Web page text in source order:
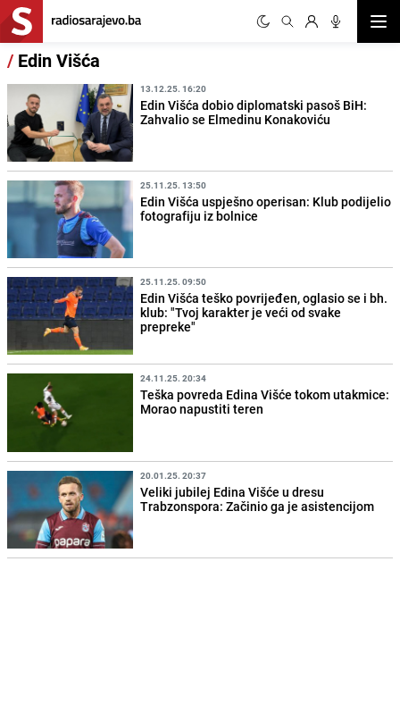
/ Edin Višća
13.12.25. 16:20
Edin Višća dobio diplomatski pasoš BiH:
Zahvalio se Elmedinu Konakoviću
25.11.25. 13:50
Edin Višća uspješno operisan: Klub podijelio
fotografiju iz bolnice
25.11.25. 09:50
Edin Višća teško povrijeđen, oglasio se i bh.
klub: "Tvoj karakter je veći od svake
prepreke"
24.11.25. 20:34
Teška povreda Edina Višće tokom utakmice:
Morao napustiti teren
20.01.25. 20:37
Veliki jubilej Edina Višće u dresu
Trabzonspora: Začinio ga je asistencijom